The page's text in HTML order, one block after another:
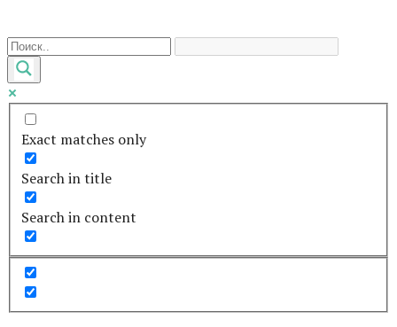
к
контенту
Exact matches only
Search in title
Search in content